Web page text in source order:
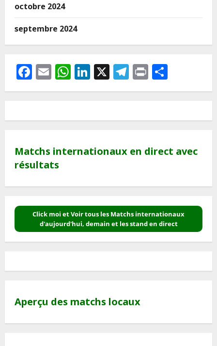
octobre 2024
septembre 2024
Facebook
EmailWhatsApp
LinkedIn
X Telegram
Print
Matchs internationaux en direct avec
résultats
Click moi et Voir tous les Matchs internationaux
d'aujourd'hui, demain et les stand en direct
Aperçu des matchs locaux